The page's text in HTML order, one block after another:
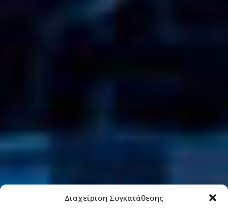
Διαχείριση Συγκατάθεσης